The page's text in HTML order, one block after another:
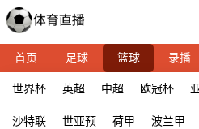
首页 足球 篮球 录播
世界杯 英超 中超 欧冠杯
沙特联 世亚预 荷甲 波兰甲